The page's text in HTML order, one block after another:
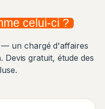
celui-ci ?
un chargé d'affaires
gratuit, étude des